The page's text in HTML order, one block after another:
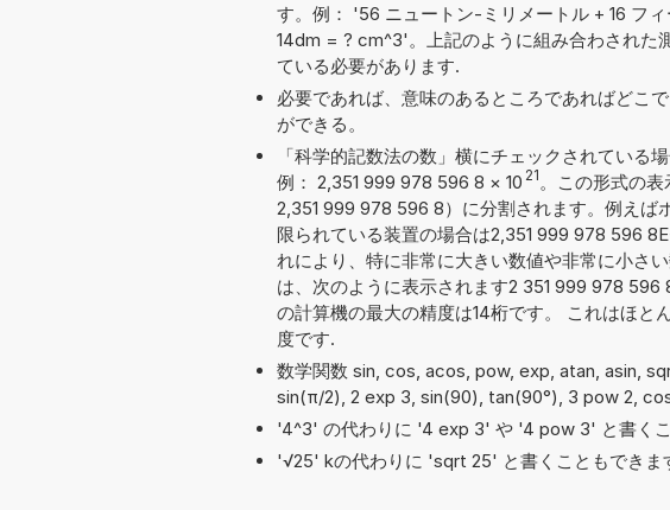
す。例： '56 ニュートン-ミリメートル + 16 フ
14dm = ? cm^3'。上記のように組み合わされた
ている必要があります.
必要であれば、意味のあるところであればどこ
ができる。
「科学的記数法の数」横にチェックされている
例： 2,351 999 978 596 8 × 10 21 。この形式の
2,351 999 978 596 8）に分割されます。例えば
限られている装置の場合は2,351 999 978 596
れにより、特に非常に大きい数値や非常に小さ
は、次のように表示されます2 351 999 978
の計算機の最大の精度は14桁です。 これはほと
度です.
数学関数 sin, cos, acos, pow, exp, atan, asin,
sin(π/2), 2 exp 3, sin(90), tan(90°), 3 pow 2,
'4^3' の代わりに '4 exp 3' や '4 pow 3' と書くこ
'√25' kの代わりに 'sqrt 25' と書くこともできま